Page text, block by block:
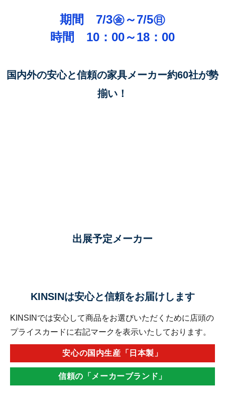
期間 7/3㊎～7/5㊐
時間 10：00～18：00
国内外の安心と信頼の家具メーカー約60社が勢
揃い！
出展予定メーカー
KINSINは安心と信頼をお届けします
KINSINでは安心して商品をお選びいただくために店頭の
プライスカードに右記マークを表示いたしております。
安心の国内生産「日本製」
信頼の「メーカーブランド」